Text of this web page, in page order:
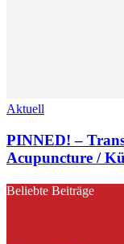
Aktuell
PINNED! –
Acupuncture /
Beliebte Beiträge